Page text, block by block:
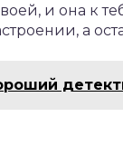
и она к
а